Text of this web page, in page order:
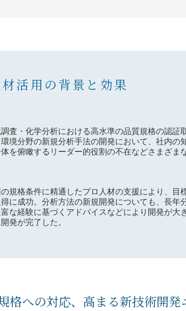
活用の背景と効果
査・化学分析における高水準の品質規格の認証
環境分野の新規分析手法の開発において、社内の
体を俯瞰するリーダー的役割の不在などさまざま
規格条件に精通したプロ人材の支援により、目
に成功。分析方法の新規開発についても、長年
な経験に基づくアドバイスなどにより開発が大
発が完了した。
格への対応、高まる新技術開